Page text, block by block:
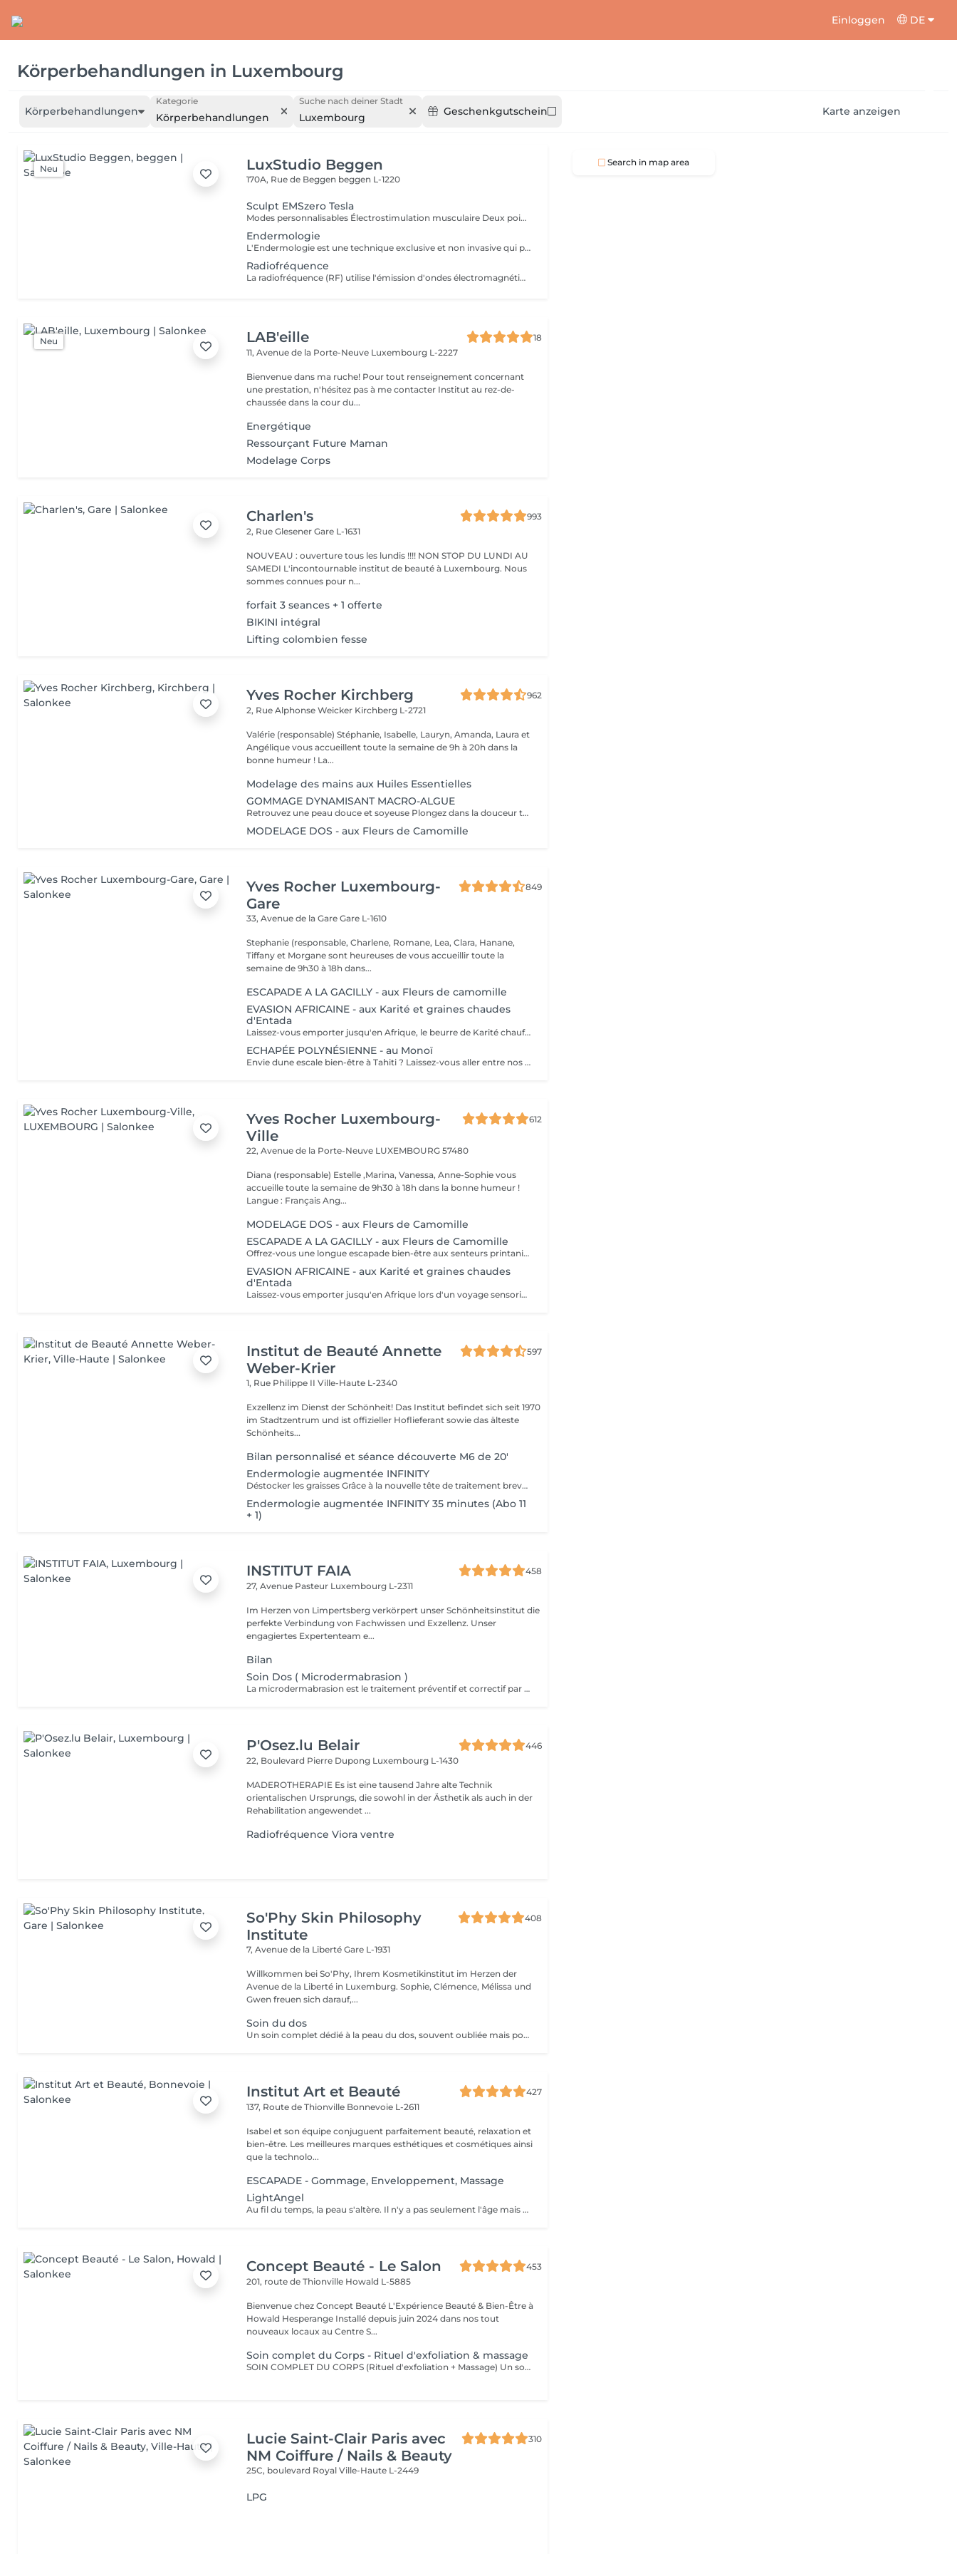
Einloggen DE
Körperbehandlungen in Luxembourg
Körperbehandlungen
Kategorie
Körperbehandlungen
Suche nach deiner Stadt
Luxembourg Geschenkgutschein Karte anzeigen
Neu LuxStudio Beggen
170A, Rue de Beggen beggen L-1220
Sculpt EMSzero Tesla
Modes personnalisables Électrostimulation musculaire Deux poignées indépendantes : contrôlez la puissance indépendamment, permettant des entraînements synchronisés ou individualisés Sûr et non invasif : notre machine est exempte de courant, d'hyperthermie, de rayonnement et ne nécessite aucune période de récupération. Brûlage de graisse et développement musculaire sans effort Gain de temps et d'efforts : seulement 30 minutes d'utilisation équivalent à 30 000 contractions musculaires, l'équivalent d'innombrables rouleaux de ventre ou squats.
Endermologie
L'Endermologie est une technique exclusive et non invasive qui permet de remodeler votre silhouette, de lisser la cellulite et d'améliorer globalement la tonicité de la peau.
Radiofréquence
La radiofréquence (RF) utilise l'émission d'ondes électromagnétiques à très haute fréquence, pour cibler la peau. La technologie RF permet ainsi de raffermir sa peau et de réduire des tissus graisseux, afin de redessiner des contours touchés par un affaissement cutané et un relâchement de la peau.
Neu LAB'eille
18
11, Avenue de la Porte-Neuve Luxembourg L-2227
Bienvenue dans ma ruche! Pour tout renseignement concernant
une prestation, n'hésitez pas à me contacter Institut au rez-de-
chaussée dans la cour du...
Energétique
Ressourçant Future Maman
Modelage Corps
Charlen's
993
2, Rue GlesenerGare L-1631
NOUVEAU : ouverture tous les lundis !!!! NON STOP DU LUNDI AU
SAMEDI L'incontournable institut de beauté à Luxembourg. Nous
sommes connues pour n...
forfait 3 seances + 1 offerte
BIKINI intégral
Lifting colombien fesse
Yves Rocher Kirchberg
962
2, Rue Alphonse Weicker Kirchberg L-2721
Valérie (responsable) Stéphanie, Isabelle, Lauryn, Amanda, Laura et
Angélique vous accueillent toute la semaine de 9h à 20h dans la
bonne humeur ! La...
Modelage des mains aux Huiles Essentielles
GOMMAGE DYNAMISANT MACRO-ALGUE
Retrouvez une peau douce et soyeuse Plongez dans la douceur tropicale dIndonésie à travers les notes épicées des huiles essentielles de Girofle et de Muscade. Ce gommage aux effluves chauds et naturels vous transporte tout en exfoliant délicatement votre peau : elle est douce, lumineuse et satinée.
MODELAGE DOS - aux Fleurs de Camomille
Yves Rocher Luxembourg-
Gare
849
33, Avenue de la GareGare L-1610
Stephanie (responsable, Charlene, Romane, Lea, Clara, Hanane,
Tiffany et Morgane sont heureuses de vous accueillir toute la
semaine de 9h30 à 18h dans...
ESCAPADE A LA GACILLY - aux Fleurs de camomille
EVASION AFRICAINE - aux Karité et graines chaudes
d'Entada
Laissez-vous emporter jusqu'en Afrique, le beurre de Karité chauffé devient une huile tiède nourrissante qui enveloppe votre corps dans une infinie douceur. Les graines d'Entada porte-bonheur sont ensuite glissées tout le long du corps délivrant une douce chaleur bienfaisante.
ECHAPÉE POLYNÉSIENNE - au Monoï
Envie dune escale bien-être à Tahiti ? Laissez-vous aller entre nos mains, lors dun voyage des sens à lhuile de Monoï. Secret de beauté des vahinés, le Monoï est extrait des fleurs de Tiaré, emblèmes de Tahiti. Ce modelage inspiré de la tradition ancestrale polynésienne permet à lensemble de votre corps de retrouver son harmonie. De longs mouvements des mains et des avant-bras, au rythme du va-et-vient des vagues, chassent les toxines et libèrent les tensions. Votre corps et votre esprit sont apaisés. Vous repartez avec la peau soyeuse et parfumée du divin sillage des fleurs de Tahiti.
Yves Rocher Luxembourg-
Ville
612
22, Avenue de la Porte-Neuve LUXEMBOURG 57480
Diana (responsable) Estelle ,Marina, Vanessa, Anne-Sophie vous
accueille toute la semaine de 9h30 à 18h dans la bonne humeur !
Langue : Français Ang...
MODELAGE DOS - aux Fleurs de Camomille
ESCAPADE A LA GACILLY - aux Fleurs de Camomille
Offrez-vous une longue escapade bien-être aux senteurs printanières de Camomille, fleur emblématique de nos champs à la Gacilly. le temps s'est arrêté. Incroyablement relaxé et en harmonie, votre corps et votre esprits retrouvent leur équilibre.
EVASION AFRICAINE - aux Karité et graines chaudes
d'Entada
Laissez-vous emporter jusqu'en Afrique lors d'un voyage sensoriel. Le beurre de karité chauffé devient une huile tiède nourrissante qui enveloppe votre corps dans une infinie douceur. Les graines d'Entada chaudes sont ensuite glissées le long du corps, délivrant une douce chaleur bienfaisante. La chaleur de ce soin favorise la relaxation.
Institut de Beauté Annette
Weber-Krier
597
1, Rue Philippe IIVille-Haute L-2340
Exzellenz im Dienst der Schönheit! Das Institut befindet sich seit 1970
im Stadtzentrum und ist offizieller Hoflieferant sowie das älteste
Schönheits...
Bilan personnalisé et séance découverte M6 de 20'
Endermologie augmentée INFINITY
Déstocker les graisses Grâce à la nouvelle tête de traitement brevetée Alliance, endermologie® permet de cibler et daffiner les zones rebelles à lexercice et à lhygiène alimentaire (bras, dos, ventre, taille, cuisses..) tout en sadaptant précisément aux besoins de chaque peau. Lisser la cellulite La cellulite, qui touche 90 % des femmes même les plus minces et les plus sportives, résulte à la fois dun stockage de graisses dans les adipocytes (cellules graisseuses) et dune rétention deau tout autour. Raffermir la peau Variations de poids, grossesses, temps qui passe la peau perd progressivement de sa tonicité et de sa souplesse. Même si ce relâchement cutané concerne tout le corps, certaines zones y sont plus sensibles : intérieur des cuisses, ventre, bras, etc Retrouver des jambes légères Jambes lourdes et douloureuses, chevilles ou pieds gonflés ces symptômes traduisent une mauvaise circulation sanguine et lymphatique. Les toxines saccumulent dans lorganisme, ce qui explique de telles variations de volume en une même journée ou à différents moments du cycle féminin. Bien-être Découvrez des parcours de soins au concept exclusif, pour une efficacité et une détente incomparables.
Endermologie augmentée INFINITY 35 minutes (Abo 11
+ 1)
INSTITUT FAIA
458
27, Avenue Pasteur Luxembourg L-2311
Im Herzen von Limpertsberg verkörpert unser Schönheitsinstitut die
perfekte Verbindung von Fachwissen und Exzellenz. Unser
engagiertes Expertenteam e...
Bilan
Soin Dos ( Microdermabrasion )
La microdermabrasion est le traitement préventif et correctif par excellence. Elle stimule la régénération cellulaire et la production de cellules jeunes. À l'aide d'une tête diamantée, la microdermabrasion enlève toutes les cellules mortes. Dès le premier traitement, la peau est plus éclatante, plus douce et visiblement exfoliée.
P'Osez.lu Belair
446
22, Boulevard Pierre Dupong Luxembourg L-1430
MADEROTHERAPIE Es ist eine tausend Jahre alte Technik
orientalischen Ursprungs, die sowohl in der Ästhetik als auch in der
Rehabilitation angewendet ...
Radiofréquence Viora ventre
So'Phy Skin Philosophy
Institute
408
7, Avenue de la LibertéGare L-1931
Willkommen bei So'Phy, Ihrem Kosmetikinstitut im Herzen der
Avenue de la Liberté in Luxemburg. Sophie, Clémence, Mélissa und
Gwen freuen sich darauf,...
Soin du dos
Un soin complet dédié à la peau du dos, souvent oubliée mais pourtant sujette aux tensions et aux imperfections. Ce soin débute par un nettoyage et une exfoliation afin de purifier la peau, affiner le grain de peau et améliorer sa texture. Selon vos besoins et la durée choisie (30 ou 60 minutes), un travail plus ciblé peut être réalisé pour désincruster la peau et rééquilibrer les zones concernées. Le soin se termine par un massage relaxant, permettant de relâcher les tensions accumulées et de procurer une sensation immédiate de bien-être. La peau est plus nette, plus douce et le dos profondément détendu. Un soin idéal pour prendre soin de cette zone souvent négligée tout en s'accordant un moment de détente.
Institut Art et Beauté
427
137, Route de Thionville Bonnevoie L-2611
Isabel et son équipe conjuguent parfaitement beauté, relaxation et
bien-être. Les meilleures marques esthétiques et cosmétiques ainsi
que la technolo...
ESCAPADE - Gommage, Enveloppement, Massage
LightAngel
Au fil du temps, la peau s'altère. Il n'y a pas seulement l'âge mais aussi le tabac, l'alcool ou encore le soleil qui participent au vieillissement de la peau. Créé pour le traitement d'esthétique facial, le Light Angel est un appareil qui fait usage de la technique de photomodulation traitement par LED combiné à un cosmétique. Est utilisé pour de nombreux traitements tels que le ° Raffermissement cutané, ° L'anti-âge, les rides et lignes d'expressions ° Traitement de pigmentation, l'hydratation cutanée ° Répare l'acné, ° Le blanchiment dentaire. L'absorption de la lumière par la mélanine permet une reconstruction dermo-épidermique. Permet également de combler vos rides, de faire disparaitre vos rougeurs ou vos vergetures, de rendre vos dents plus blanches ou d'accélérer la repousse de vos cheveux. La séance entre 30 et 90 min. La zone à traiter est nettoyée puis soumise au programme adapté. On y applique ensuite un masque de gel avant l'exposition à la lumière.
Concept Beauté - Le Salon
453
201, route de Thionville Howald L-5885
Bienvenue chez Concept Beauté L'Expérience Beauté & Bien-Être à
Howald Hesperange Installé depuis juin 2024 dans nos tout
nouveaux locaux au Centre S...
Soin complet du Corps - Rituel d'exfoliation & massage
SOIN COMPLET DU CORPS (Rituel d'exfoliation + Massage) Un soin divin combinant un gommage doux et un massage relaxant pour une peau sublimée et un corps détendu. L'exfoliation, réalisée avec le Body Strategist Scrub de Comfort Zone, élimine les cellules mortes, affine le grain de peau et prépare à l'absorption des actifs hydratants. Le massage qui suit nourrit et apaise la peau grâce aux textures veloutées et aux actifs régénérants des huiles de soin Comfort Zone, pour une sensation de bien-être absolu.
Lucie Saint-Clair Paris avec
NM Coiffure / Nails & Beauty
310
25C, boulevard RoyalVille-Haute L-2449
LPG
Search in map area